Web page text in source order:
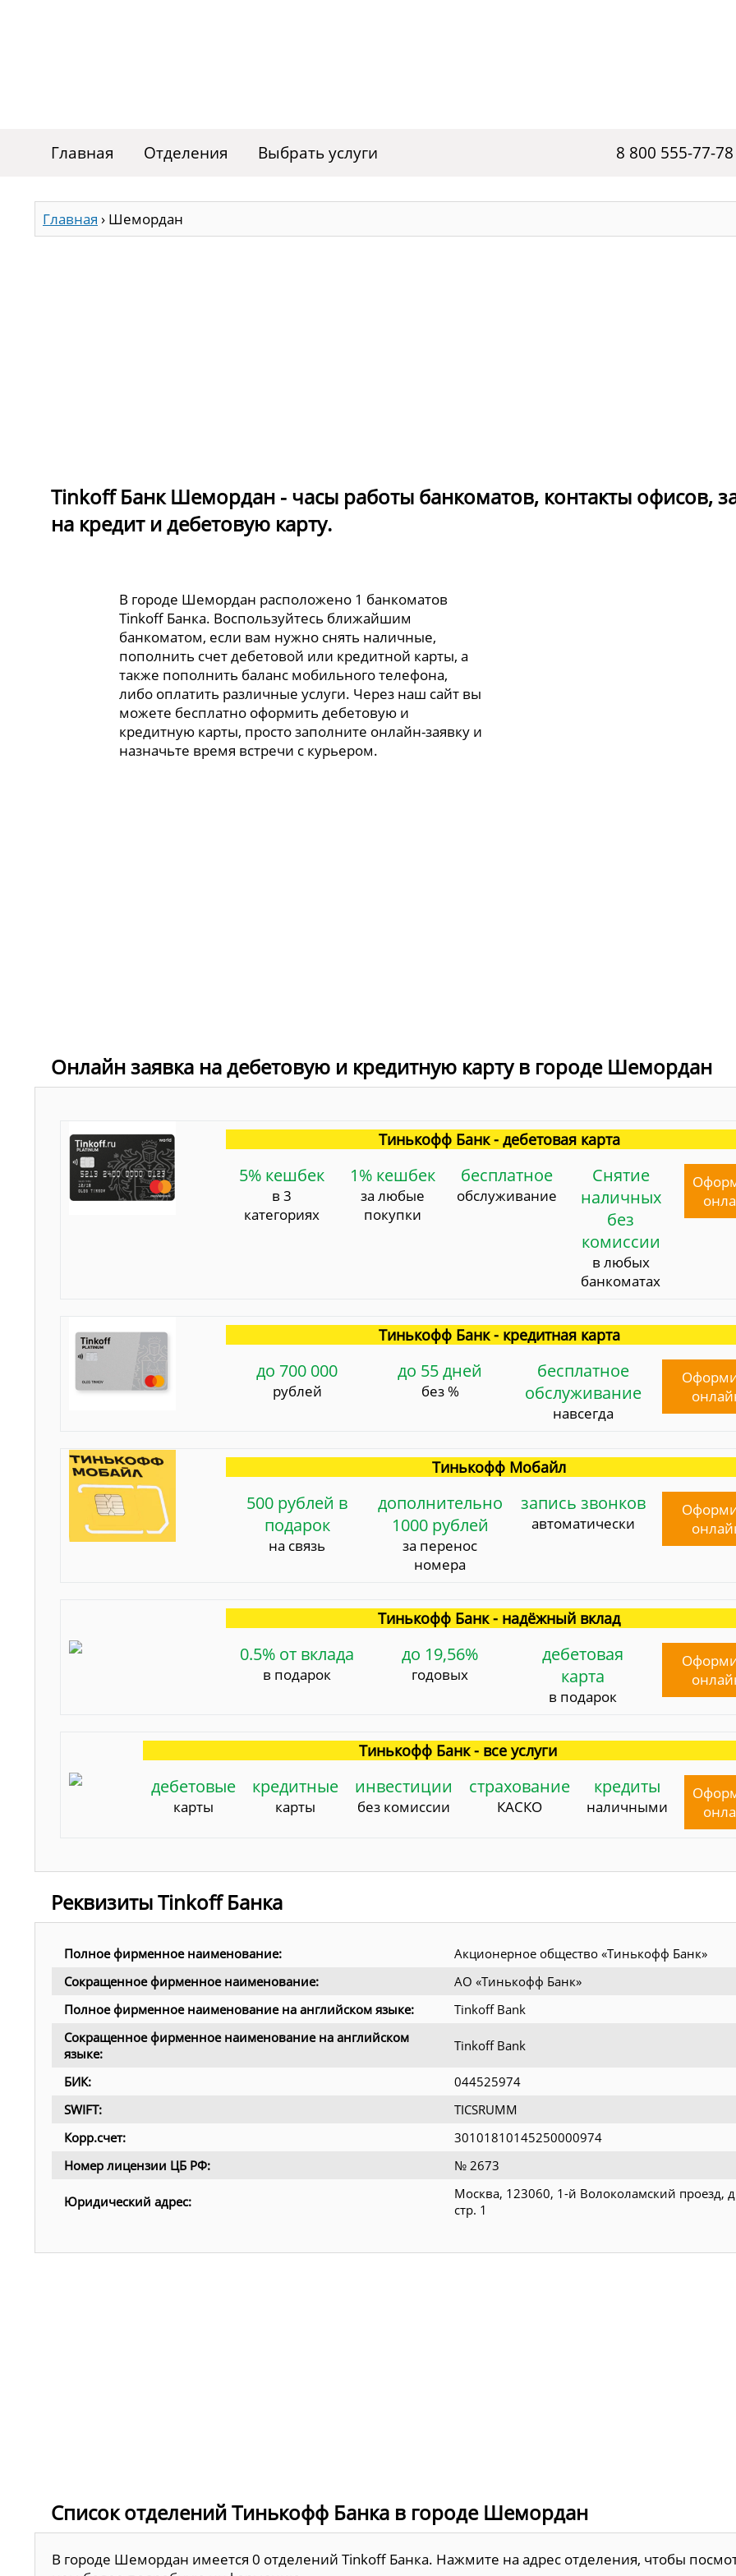
Главная Отделения Выбрать услуги 8 800 555-77-78
Главная › Шемордан
Tinkoff Банк Шемордан - часы работы банкоматов, контакты офисов,
на кредит и дебетовую карту.
В городе Шемордан расположено 1 банкоматов
Tinkoff Банка. Воспользуйтесь ближайшим
банкоматом, если вам нужно снять наличные,
пополнить счет дебетовой или кредитной карты, а
также пополнить баланс мобильного телефона,
либо оплатить различные услуги. Через наш сайт вы
можете бесплатно оформить дебетовую и
кредитную карты, просто заполните онлайн-заявку и
назначьте время встречи с курьером.
Онлайн заявка на дебетовую и кредитную карту в городе Шемордан
Тинькофф Банк - дебетовая карта
5% кешбек
в 3
категориях
1% кешбек
за любые
покупки
бесплатное
обслуживание
Снятие
наличных
без
комиссии
в любых
банкоматах
Тинькофф Банк - кредитная карта
до 700 000
рублей
до 55 дней
без %
бесплатное
обслуживание
навсегда
Тинькофф Мобайл
500 рублей в
подарок
на связь
дополнительно
1000 рублей
за перенос
номера
запись звонков
автоматически
Тинькофф Банк - надёжный вклад
0.5% от вклада
в подарок
до 19,56%
годовых
дебетовая
карта
в подарок
Тинькофф Банк - все услуги
дебетовые
карты
кредитные
карты
инвестиции
без комиссии
страхование
КАСКО
кредиты
наличными
Реквизиты Tinkoff Банка
Полное фирменное наименование:
Акционерное общество «Тинькофф Банк»
Сокращенное фирменное наименование:
АО «Тинькофф Банк»
Полное фирменное наименование на английском языке:
Tinkoff Bank
Сокращенное фирменное наименование на английском
языке:
Tinkoff Bank
БИК:
044525974
SWIFT:
TICSRUMM
Корр.счет:
30101810145250000974
Номер лицензии ЦБ РФ:
№ 2673
Юридический адрес:
Москва, 123060, 1-й Волоколамский проезд,
стр. 1
Список отделений Тинькофф Банка в городе Шемордан
В городе Шемордан имеется 0 отделений Tinkoff Банка. Нажмите на адрес отделения, чтобы